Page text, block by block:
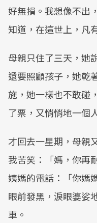
好無損。我想像不出
知道，在這世上，凡
母親只住了三天，她
還要照顧孩子，她乾
施，她一樣也不敢碰
了票，又悄悄地一個
才回去一星期，母親
我苦笑：「媽，你再
姨媽的電話：「你媽
眼前發黑，淚眼婆娑
車。